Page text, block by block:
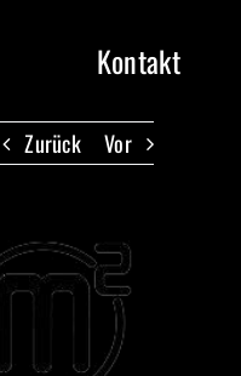
Kontakt
Zurück Vor